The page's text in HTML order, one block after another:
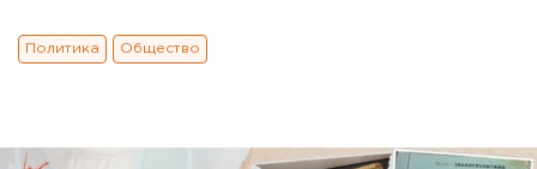
Политика Общество